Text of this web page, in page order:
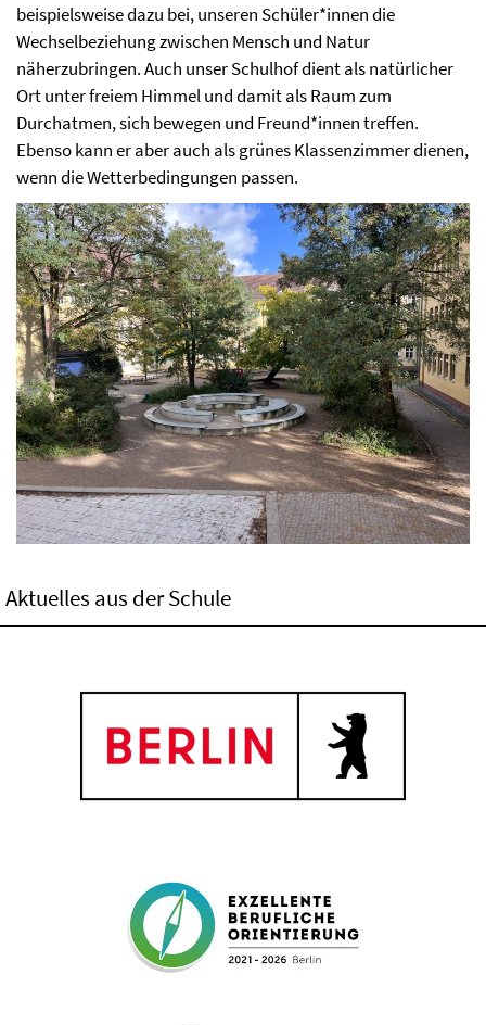
beispielsweise dazu bei, unseren Schüler*innen die
Wechselbeziehung zwischen Mensch und Natur
näherzubringen. Auch unser Schulhof dient als natürlicher
Ort unter freiem Himmel und damit als Raum zum
Durchatmen, sich bewegen und Freund*innen treffen.
Ebenso kann er aber auch als grünes Klassenzimmer dienen,
wenn die Wetterbedingungen passen.
Aktuelles aus der Schule